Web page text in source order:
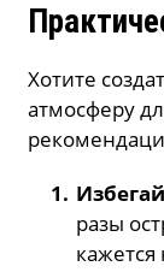
Хотите
атмосферу
разы